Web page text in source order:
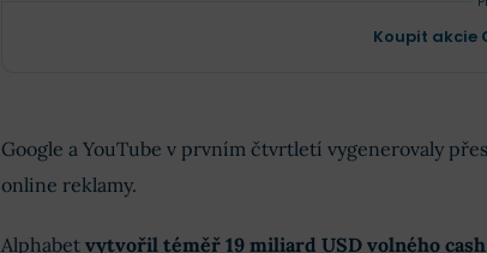
Koupit akcie
Google a YouTube v prvním čtvrtletí vygenerovaly
online reklamy.
Alphabet vytvořil téměř 19 miliard USD volného cash